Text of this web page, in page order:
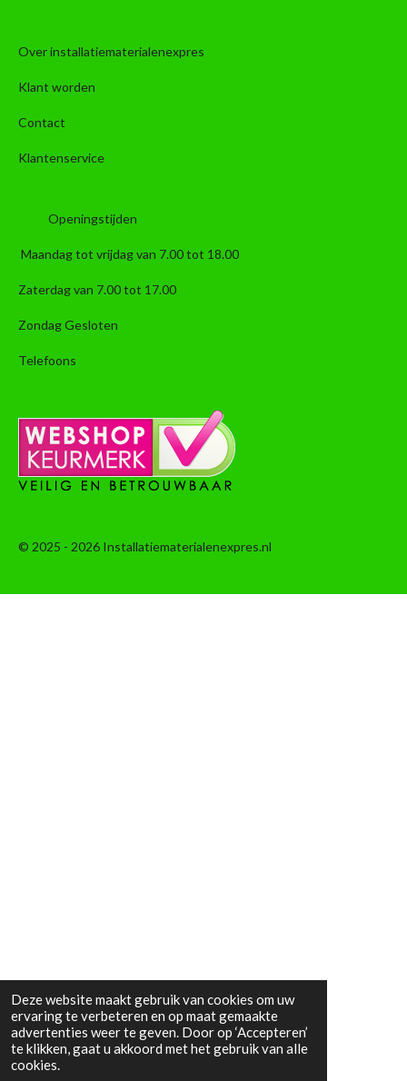
Deze website maakt gebruik van cookies om uw
ervaring te verbeteren en op maat gemaakte
advertenties weer te geven. Door op ‘Accepteren’
te klikken, gaat u akkoord met het gebruik van alle
cookies.
Over installatiematerialenexpres
Klant worden
Contact
Klantenservice
Openingstijden
Maandag tot vrijdag van 7.00 tot 18.00
Zaterdag van 7.00 tot 17.00
Zondag Gesloten
Telefoons
© 2025 - 2026 Installatiematerialenexpres.nl